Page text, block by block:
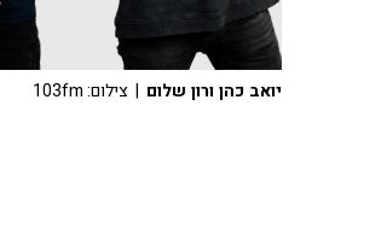
יואב כהן ורון שלום | צילום: 103fm